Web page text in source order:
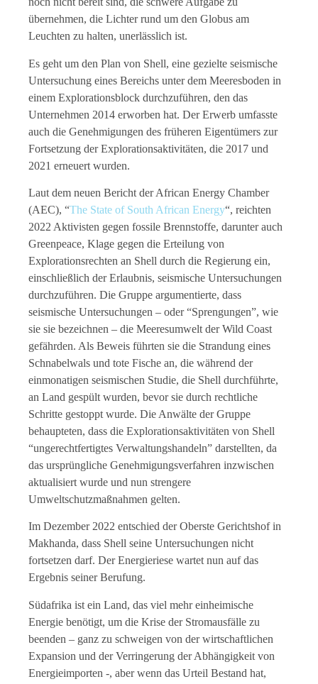
übernehmen, die Lichter rund um den Globus am
Leuchten zu halten, unerlässlich ist.
Es geht um den Plan von Shell, eine gezielte seismische
Untersuchung eines Bereichs unter dem Meeresboden in
einem Explorationsblock durchzuführen, den das
Unternehmen 2014 erworben hat. Der Erwerb umfasste
auch die Genehmigungen des früheren Eigentümers zur
Fortsetzung der Explorationsaktivitäten, die 2017 und
2021 erneuert wurden.
Laut dem neuen Bericht der African Energy Chamber
(AEC), “The State of South African Energy“, reichten
2022 Aktivisten gegen fossile Brennstoffe, darunter auch
Greenpeace, Klage gegen die Erteilung von
Explorationsrechten an Shell durch die Regierung ein,
einschließlich der Erlaubnis, seismische Untersuchungen
durchzuführen. Die Gruppe argumentierte, dass
seismische Untersuchungen – oder “Sprengungen”, wie
sie sie bezeichnen – die Meeresumwelt der Wild Coast
gefährden. Als Beweis führten sie die Strandung eines
Schnabelwals und tote Fische an, die während der
einmonatigen seismischen Studie, die Shell durchführte,
an Land gespült wurden, bevor sie durch rechtliche
Schritte gestoppt wurde. Die Anwälte der Gruppe
behaupteten, dass die Explorationsaktivitäten von Shell
“ungerechtfertigtes Verwaltungshandeln” darstellten, da
das ursprüngliche Genehmigungsverfahren inzwischen
aktualisiert wurde und nun strengere
Umweltschutzmaßnahmen gelten.
Im Dezember 2022 entschied der Oberste Gerichtshof in
Makhanda, dass Shell seine Untersuchungen nicht
fortsetzen darf. Der Energieriese wartet nun auf das
Ergebnis seiner Berufung.
Südafrika ist ein Land, das viel mehr einheimische
Energie benötigt, um die Krise der Stromausfälle zu
beenden – ganz zu schweigen von der wirtschaftlichen
Expansion und der Verringerung der Abhängigkeit von
Energieimporten -, aber wenn das Urteil Bestand hat,